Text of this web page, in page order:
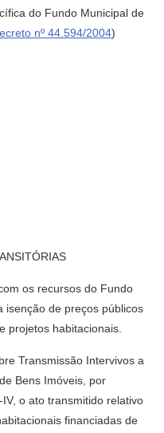
do Fundo Municipal de
nº 44.594/2004)
os recursos do Fundo
isenção de preços públicos
projetos habitacionais.
Transmissão Intervivos a
Bens Imóveis, por
o ato transmitido relativo
financiadas de